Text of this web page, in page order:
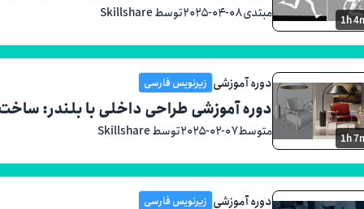
1h
مبتدی۲۰۲۵-۰۴-۰۸توسط Skillshare
1h
دوره آموزشی زیرنویس فارسی
دوره آموزشی طراحی داخلی با بلندر:
متوسط۲۰۲۵-۰۲-۰۷توسط Skillshare
دوره آموزشی زیرنویس فارسی